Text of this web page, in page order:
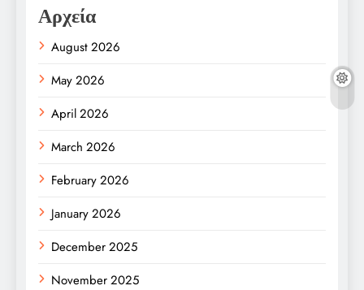
Αρχεία
August 2026
May 2026
April 2026
March 2026
February 2026
January 2026
December 2025
November 2025